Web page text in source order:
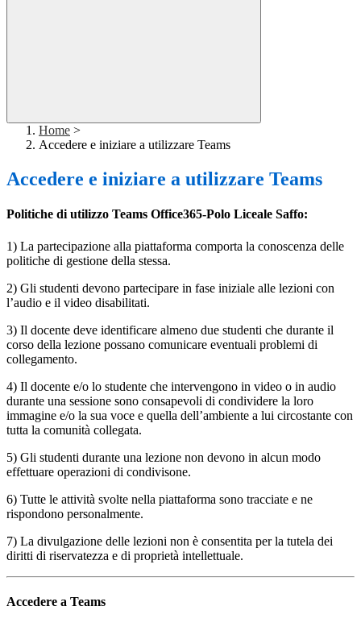
Home >
Accedere e iniziare a utilizzare Teams
Accedere e iniziare a utilizzare Teams
Politiche di utilizzo Teams Office365-Polo Liceale Saffo:
1) La partecipazione alla piattaforma comporta la conoscenza delle
politiche di gestione della stessa.
2) Gli studenti devono partecipare in fase iniziale alle lezioni con
l’audio e il video disabilitati.
3) Il docente deve identificare almeno due studenti che durante il
corso della lezione possano comunicare eventuali problemi di
collegamento.
4) Il docente e/o lo studente che intervengono in video o in audio
durante una sessione sono consapevoli di condividere la loro
immagine e/o la sua voce e quella dell’ambiente a lui circostante con
tutta la comunità collegata.
5) Gli studenti durante una lezione non devono in alcun modo
effettuare operazioni di condivisone.
6) Tutte le attività svolte nella piattaforma sono tracciate e ne
rispondono personalmente.
7) La divulgazione delle lezioni non è consentita per la tutela dei
diritti di riservatezza e di proprietà intellettuale.
Accedere a Teams